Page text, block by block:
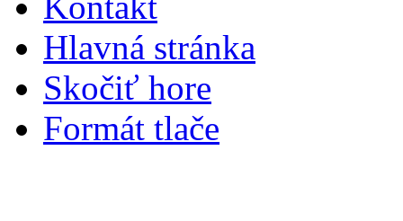
Hlavná stránka
Skočiť hore
Formát tlače